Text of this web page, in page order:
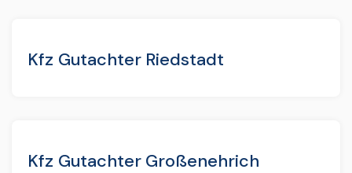
Kfz Gutachter Riedstadt
Kfz Gutachter Großenehrich